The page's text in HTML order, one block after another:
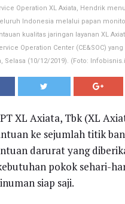
Operation XL Axiata, Hendrik
Indonesia melalui papan
kualitas jaringan layanan XL
Operation Center (CE&SOC)
Selasa (10/12/2019). (Foto:
XL Axiata, Tbk (XL
ke sejumlah titik
darurat yang
pokok sehari-
siap saji.